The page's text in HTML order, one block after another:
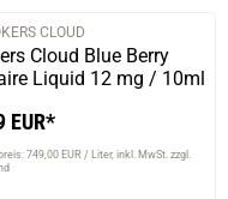
CLOUD
Cloud Blue Berry
Liquid 12 mg / 10ml
EUR*
749,00 EUR / Liter inkl. MwSt. zzgl.